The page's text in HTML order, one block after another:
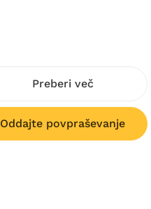
Preberi več
Oddajte povpraševanje